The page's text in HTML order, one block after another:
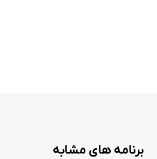
برنامه های مشابه